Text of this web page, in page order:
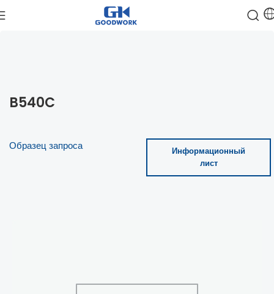
B540C
Образец запроса
Информационный
лист